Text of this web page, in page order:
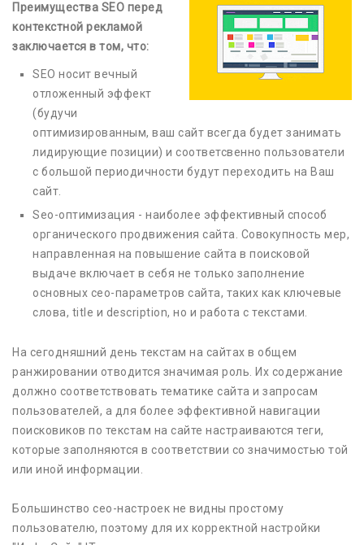
Преимущества SEO перед
контекстной рекламой
заключается в том, что:
SEO носит вечный
отложенный эффект
(будучи
оптимизированным, ваш сайт всегда будет занимать
лидирующие позиции) и соответсвенно пользователи
с большой периодичности будут переходить на Ваш
сайт.
Seo-оптимизация - наиболее эффективный способ
органического продвижения сайта. Совокупность мер,
направленная на повышение сайта в поисковой
выдаче включает в себя не только заполнение
основных сео-параметров сайта, таких как ключевые
слова, title и description, но и работа с текстами.
На сегодняшний день текстам на сайтах в общем
ранжировании отводится значимая роль. Их содержание
должно соответствовать тематике сайта и запросам
пользователей, а для более эффективной навигации
поисковиков по текстам на сайте настраиваются теги,
которые заполняются в соответствии со значимостью той
или иной информации.
Большинство сео-настроек не видны простому
пользователю, поэтому для их корректной настройки